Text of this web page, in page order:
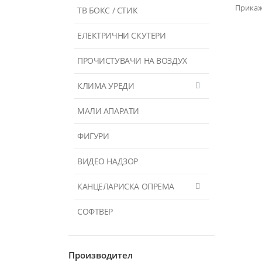
ТВ БОКС / СТИК
ЕЛЕКТРИЧНИ СКУТЕРИ
ПРОЧИСТУВАЧИ НА ВОЗДУХ
КЛИМА УРЕДИ
МАЛИ АПАРАТИ
ФИГУРИ
ВИДЕО НАДЗОР
КАНЦЕЛАРИСКА ОПРЕМА
СОФТВЕР
Производител